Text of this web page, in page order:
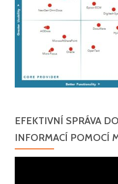
EFEKTIVNÍ SPRÁVA
INFORMACÍ POMOCÍ